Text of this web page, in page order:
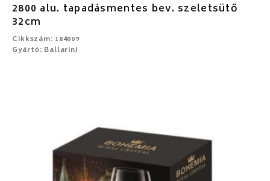
2800 alu. tapadásmentes bev. szeletsütő
32cm
Cikkszám: 184009
Gyártó: Ballarini